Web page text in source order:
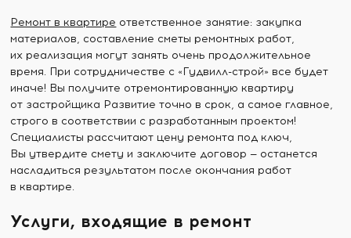
Ремонт в квартире ответственное занятие: закупка
материалов, составление сметы ремонтных работ,
их реализация могут занять очень продолжительное
время. При сотрудничестве с «Гудвилл-строй» все будет
иначе! Вы получите отремонтированную квартиру
от застройщика Развитие точно в срок, а самое главное,
строго в соответствии с разработанным проектом!
Специалисты рассчитают цену ремонта под ключ,
Вы утвердите смету и заключите договор — останется
насладиться результатом после окончания работ
в квартире.
Услуги, входящие в ремонт